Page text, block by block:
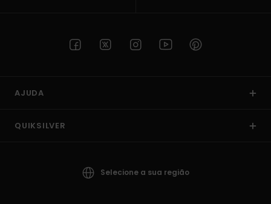
AJUDA
QUIKSILVER
Selecione a sua região